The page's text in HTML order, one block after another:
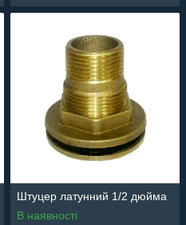
Штуцер латунний 1/2 дюйма
В наявності